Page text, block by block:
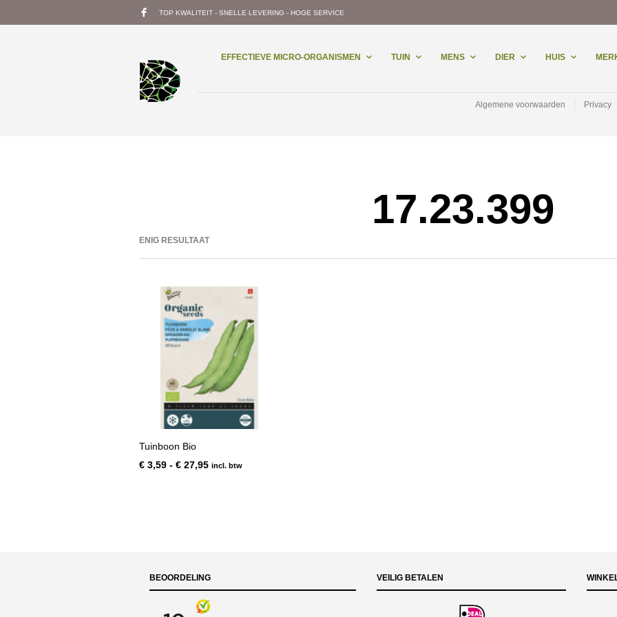
TOP KWALITEIT - SNELLE LEVERING - HOGE SERVICE
EFFECTIEVE MICRO-ORGANISMEN TUIN MENS DIER HUIS
Algemene voorwaarden Privacy
17.23.399
ENIG RESULTAAT
Tuinboon Bio
€ 3,59 - € 27,95Prijsklasse:
incl. btw
BEOORDELING VEILIG BETALEN